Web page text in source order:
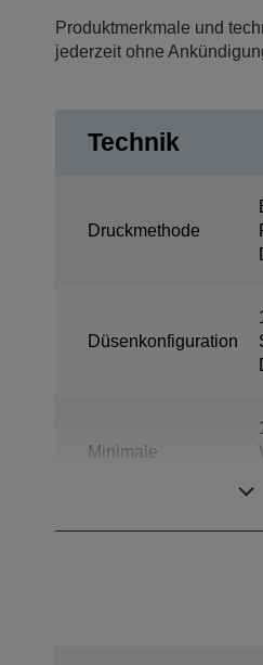
Produktmerkmale und
jederzeit ohne
Technik
Druckmethode
Düsenkonfiguration
Minimale